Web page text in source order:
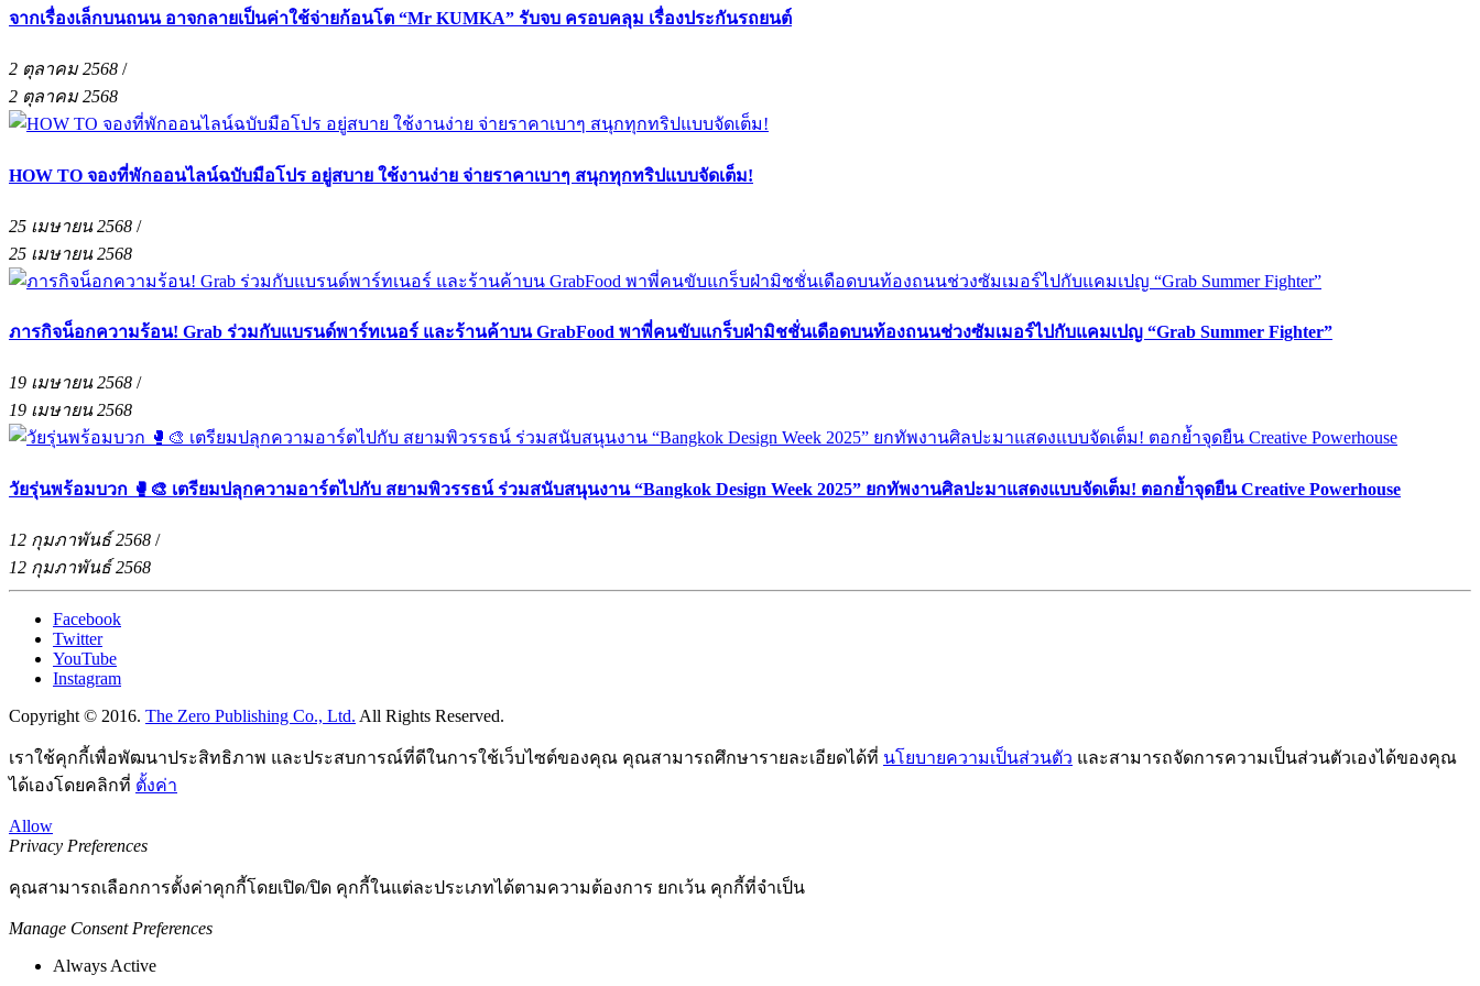
จากเรื่องเล็กบนถนน อาจกลายเป็นค่าใช้จ่ายก้อนโต “Mr KUMKA” รับจบ ครอบคลุม เรื่องประกันรถยนต์
2 ตุลาคม 2568 /
2 ตุลาคม 2568
HOW TO จองที่พักออนไลน์ฉบับมือโปร อยู่สบาย ใช้งานง่าย จ่ายราคาเบาๆ สนุกทุกทริปแบบจัดเต็ม!
25 เมษายน 2568 /
25 เมษายน 2568
ภารกิจน็อกความร้อน! Grab ร่วมกับแบรนด์พาร์ทเนอร์ และร้านค้าบน GrabFood พาพี่คนขับแกร็บฝ่ามิชชั่นเดือดบนท้องถนนช่วงซัมเมอร์ไปกับแคมเปญ “Grab Summer Fighter”
19 เมษายน 2568 /
19 เมษายน 2568
วัยรุ่นพร้อมบวก 🥊🎨 เตรียมปลุกความอาร์ตไปกับ สยามพิวรรธน์ ร่วมสนับสนุนงาน “Bangkok Design Week 2025” ยกทัพงานศิลปะมาแสดงแบบจัดเต็ม! ตอกย้ำจุดยืน Creative Powerhouse
12 กุมภาพันธ์ 2568 /
12 กุมภาพันธ์ 2568
Facebook
Twitter
YouTube
Instagram
Copyright © 2016. The Zero Publishing Co., Ltd. All Rights Reserved.
เราใช้คุกกี้เพื่อพัฒนาประสิทธิภาพ และประสบการณ์ที่ดีในการใช้เว็บไซต์ของคุณ คุณสามารถศึกษารายละเอียดได้ที่ นโยบายความเป็นส่วนตัว และสามารถจัดการความเป็นส่วนตัวเองได้ของคุณ
ได้เองโดยคลิกที่ ตั้งค่า
Allow
Privacy Preferences
คุณสามารถเลือกการตั้งค่าคุกกี้โดยเปิด/ปิด คุกกี้ในแต่ละประเภทได้ตามความต้องการ ยกเว้น คุกกี้ที่จำเป็น
Manage Consent Preferences
Always Active